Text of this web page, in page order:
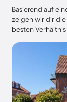
Basierend auf
zeigen wir dir
besten